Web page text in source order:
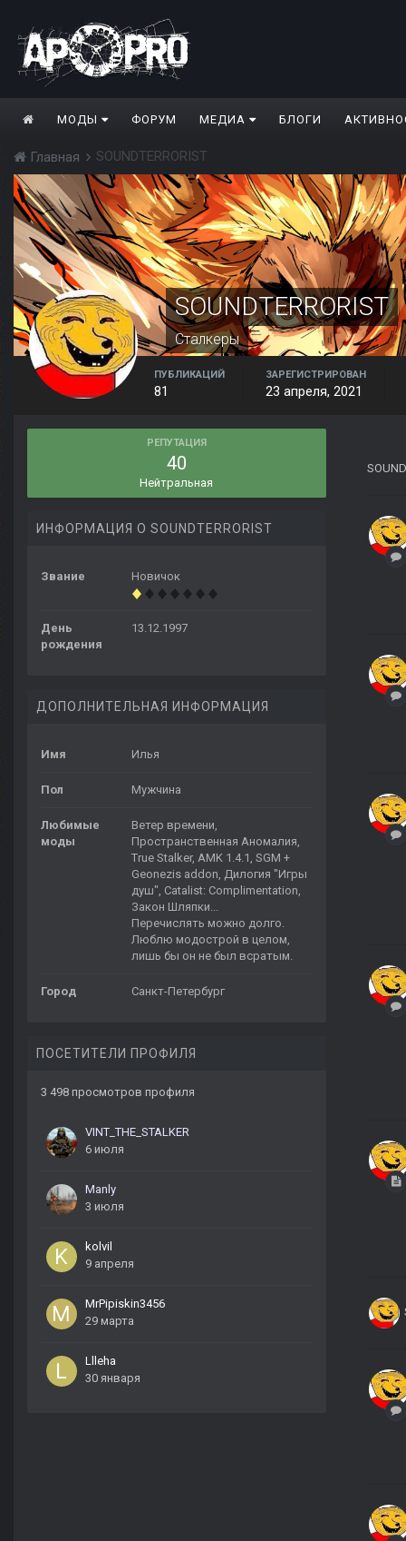
МОДЫ ФОРУМ МЕДИА БЛОГИ
Главная SOUNDTERRORIST
SOUNDTERRORIST
Сталкеры
ПУБЛИКАЦИЙ
81
ЗАРЕГИСТРИРОВАН
23 апреля, 2021
РЕПУТАЦИЯ
40
Нейтральная
ИНФОРМАЦИЯ О SOUNDTERRORIST
Звание Новичок
День
рождения
13.12.1997
ДОПОЛНИТЕЛЬНАЯ ИНФОРМАЦИЯ
Имя Илья
Пол Мужчина
Любимые
моды
Ветер времени,
Пространственная Аномалия,
True Stalker, AMK 1.4.1, SGM +
Geonezis addon, Дилогия "Игры
душ", Catalist: Complimentation,
Закон Шляпки...
Перечислять можно долго.
Люблю модострой в целом,
лишь бы он не был всратым.
Город Санкт-Петербург
ПОСЕТИТЕЛИ ПРОФИЛЯ
3 498 просмотров профиля
VINT_THE_STALKER
6 июля
Manly
3 июля
kolvil
9 апреля
MrPipiskin3456
29 марта
Llleha
30 января